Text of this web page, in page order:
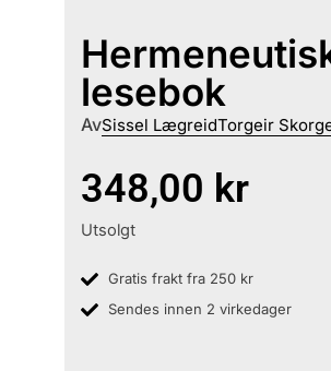
lesebok
AvSissel LægreidTorgeir
348,00 kr
Utsolgt
Gratis frakt fra 250 kr
Sendes innen 2 virkedager